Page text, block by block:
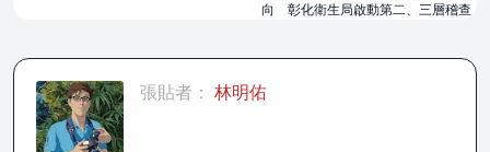
向 彰化衛生局啟動第二、三層稽查
張貼者： 林明佑